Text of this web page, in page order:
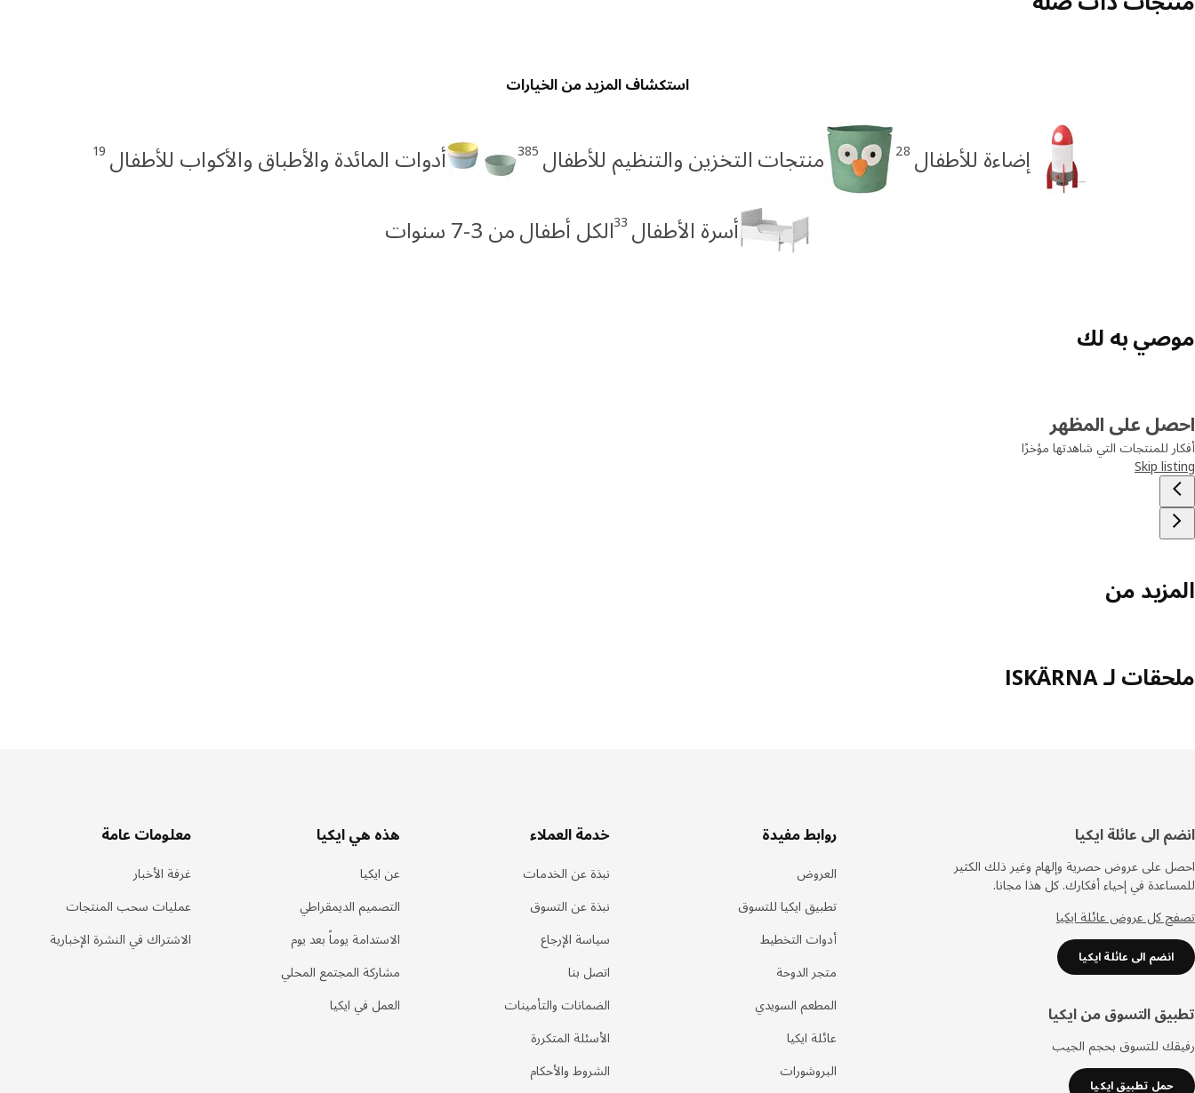
استكشاف المزيد من الخيارات
إضاءة للأطفال 28 منتجات التخزين والتنظيم للأطفال 385 أدوات المائدة والأطباق والأكواب للأطفال 19
أسرة الأطفال 33الكل أطفال من 3-7 سنوات
موصي به لك
احصل على المظهر
أفكار للمنتجات التي شاهدتها مؤخرًا
Skip listing
المزيد من
ملحقات لـ ISKÄRNA
أسفل
الصفحة
انضم الى عائلة ايكيا
احصل على عروض حصرية وإلهام وغير ذلك الكثير
للمساعدة في إحياء أفكارك. كل هذا مجانا.
تصفح كل عروض عائلة ايكيا
انضم الى عائلة ايكيا
تطبيق التسوق من ايكيا
رفيقك للتسوق بحجم الجيب
حمل تطبيق ايكيا
روابط مفيدة
العروض
تطبيق ايكيا للتسوق
أدوات التخطيط
متجر الدوحة
المطعم السويدي
عائلة ايكيا
البروشورات
خدمة العملاء
نبذة عن الخدمات
نبذة عن التسوق
سياسة الإرجاع
اتصل بنا
الضمانات والتأمينات
الأسئلة المتكررة
الشروط والأحكام
هذه هي ايكيا
عن ايكيا
التصميم الديمقراطي
الاستدامة يوماً بعد يوم
مشاركة المجتمع المحلي
العمل في ايكيا
معلومات عامة
غرفة الأخبار
عمليات سحب المنتجات
الاشتراك في النشرة الإخبارية